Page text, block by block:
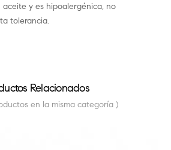
aceite y es hipoalergénica, no
tolerancia.
Relacionados
en la misma categoría )